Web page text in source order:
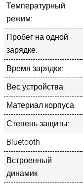
Температурный
режим:
Пробег на одной
зарядке:
Время зарядки:
Вес устройства:
Материал корпуса:
Степень защиты:
Bluetooth
Встроенный
динамик